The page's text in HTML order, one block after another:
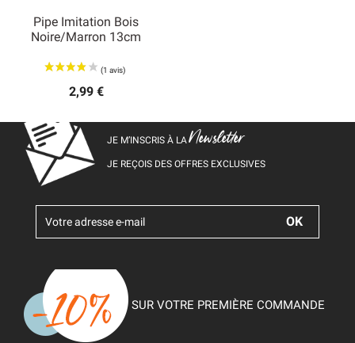
Pipe Imitation Bois
Noire/marron 13cm
2,99 €
JE M’INSCRIS À LANewsletter
JE REÇOIS DES OFFRES EXCLUSIVES
SUR VOTRE PREMIÈRE COMMANDE